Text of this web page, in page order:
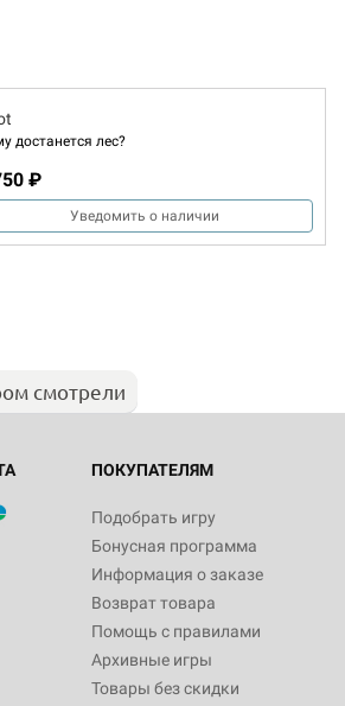
достанется лес?
₽
Уведомить о наличии
смотрели
ПОКУПАТЕЛЯМ
Подобрать игру
Бонусная программа
Информация о заказе
Возврат товара
Помощь с правилами
Архивные игры
Товары без скидки